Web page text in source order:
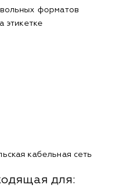
форматов
этикетке
кабельная сеть
для: